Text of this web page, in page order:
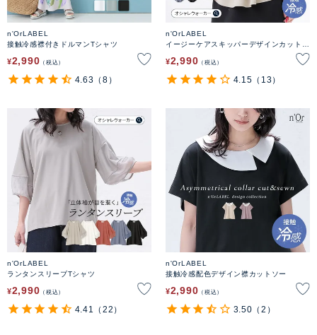
n'OrLABEL
接触冷感襟付きドルマンTシャツ
¥2,990 税込
4.63 （8）
n'OrLABEL
イージーケアスキッパーデザインカットソ
¥2,990 税込
4.15 （13）
n'OrLABEL
ランタンスリーブTシャツ
¥2,990 税込
4.41 （22）
n'OrLABEL
接触冷感配色デザイン襟カットソー
¥2,990 税込
3.50 （2）